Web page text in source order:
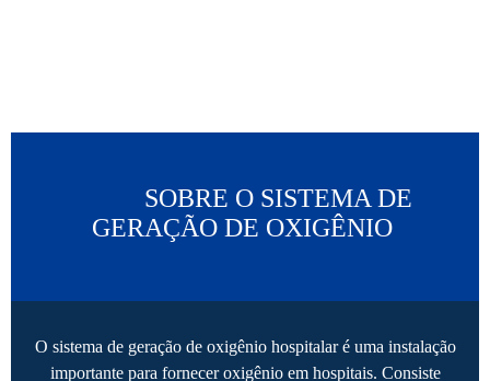
GERAÇÃO DE OXIGÊNIO
O sistema de geração de oxigênio hospitalar é uma instalação
importante para fornecer oxigênio em hospitais. Consiste